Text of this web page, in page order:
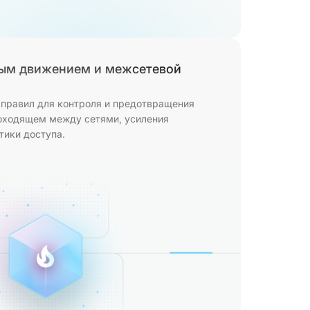
движением и межсетевой
для контроля и предотвращения
между сетями, усиления
доступа.